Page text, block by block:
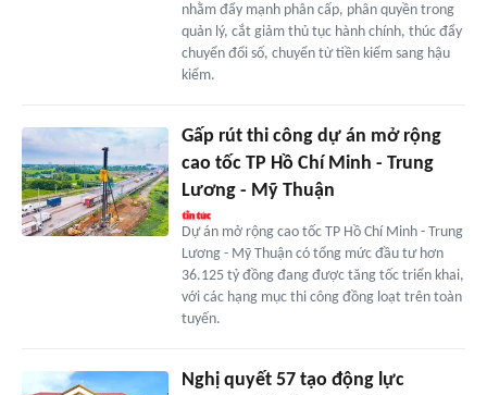
nhằm đẩy mạnh phân cấp, phân quyền trong
quản lý, cắt giảm thủ tục hành chính, thúc đẩy
chuyển đổi số, chuyển từ tiền kiểm sang hậu
kiểm.
Gấp rút thi công dự án mở rộng
cao tốc TP Hồ Chí Minh - Trung
Lương - Mỹ Thuận
Dự án mở rộng cao tốc TP Hồ Chí Minh - Trung
Lương - Mỹ Thuận có tổng mức đầu tư hơn
36.125 tỷ đồng đang được tăng tốc triển khai,
với các hạng mục thi công đồng loạt trên toàn
tuyến.
Nghị quyết 57 tạo động lực